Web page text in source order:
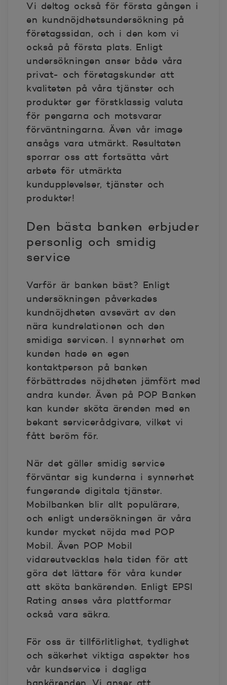
Vi deltog också för första gången i
en kundnöjdhetsundersökning på
företagssidan, och i den kom vi
också på första plats. Enligt
undersökningen anser både våra
privat- och företagskunder att
kvaliteten på våra tjänster och
produkter ger förstklassig valuta
för pengarna och motsvarar
förväntningarna. Även vår image
ansågs vara utmärkt. Resultaten
sporrar oss att fortsätta vårt
arbete för utmärkta
kundupplevelser, tjänster och
produkter!
Den bästa banken erbjuder
personlig och smidig
service
Varför är banken bäst? Enligt
undersökningen påverkades
kundnöjdheten avsevärt av den
nära kundrelationen och den
smidiga servicen. I synnerhet om
kunden hade en egen
kontaktperson på banken
förbättrades nöjdheten jämfört med
andra kunder. Även på POP Banken
kan kunder sköta ärenden med en
bekant servicerådgivare, vilket vi
fått beröm för.
När det gäller smidig service
förväntar sig kunderna i synnerhet
fungerande digitala tjänster.
Mobilbanken blir allt populärare,
och enligt undersökningen är våra
kunder mycket nöjda med POP
Mobil. Även POP Mobil
vidareutvecklas hela tiden för att
göra det lättare för våra kunder
att sköta bankärenden. Enligt EPSI
Rating anses våra plattformar
också vara säkra.
För oss är tillförlitlighet, tydlighet
och säkerhet viktiga aspekter hos
vår kundservice i dagliga